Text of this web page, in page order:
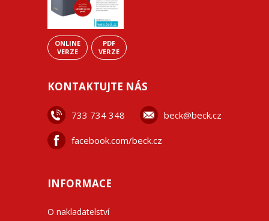
ONLINE
VERZE
PDF
VERZE
KONTAKTUJTE NÁS
733 734 348 beck@beck.cz
facebook.com/beck.cz
INFORMACE
O nakladatelství